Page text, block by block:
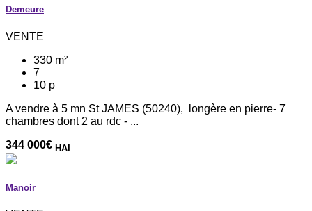
Demeure
VENTE
330 m²
7
10 p
A vendre à 5 mn St JAMES (50240), longère en pierre- 7
chambres dont 2 au rdc - ...
344 000€ HAI
Manoir